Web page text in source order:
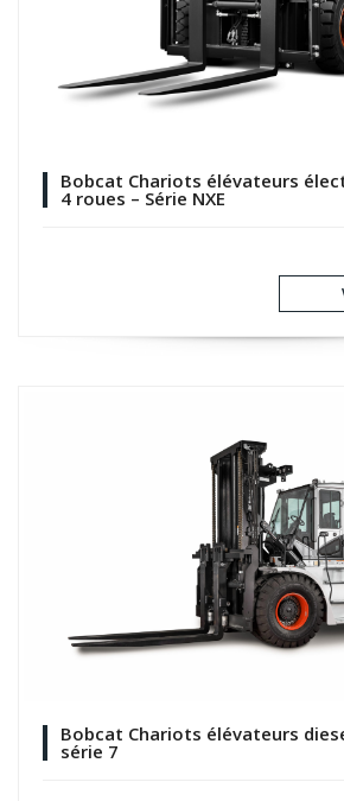
Bobcat Chariots élévateurs
4 roues – Série NXE
Bobcat Chariots élévateurs
série 7